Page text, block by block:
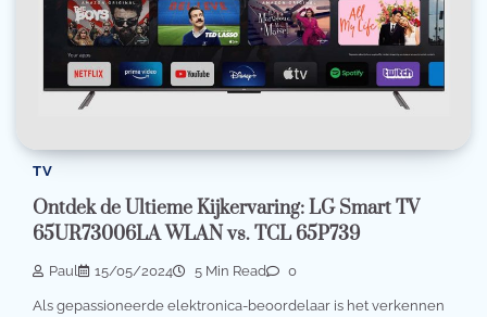
TV
Ontdek de Ultieme Kijkervaring: LG Smart TV
65UR73006LA WLAN vs. TCL 65P739
Paul 15/05/2024 5 Min Read 0
Als gepassioneerde elektronica-beoordelaar is het verkennen